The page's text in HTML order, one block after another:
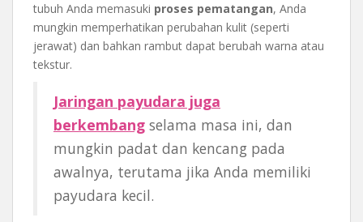
tubuh Anda memasuki proses pematangan, Anda
mungkin memperhatikan perubahan kulit (seperti
jerawat) dan bahkan rambut dapat berubah warna atau
tekstur.
Jaringan payudara juga
berkembang selama masa ini, dan
mungkin padat dan kencang pada
awalnya, terutama jika Anda memiliki
payudara kecil.